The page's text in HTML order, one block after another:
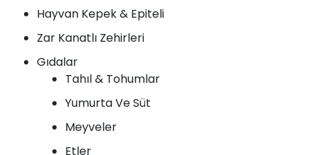
Hayvan Kepek & Epiteli
Zar Kanatlı Zehirleri
Gıdalar
Tahıl & Tohumlar
Yumurta Ve Süt
Meyveler
Etler